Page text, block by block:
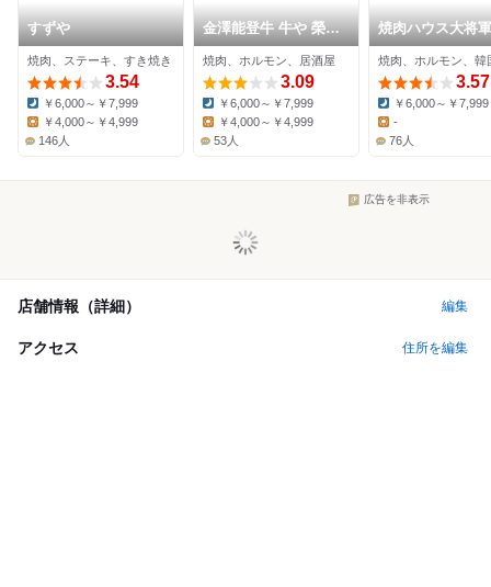
すずや
焼肉、ステーキ、すき焼き
3.54
Dinner:
￥6,000～￥7,999
￥4,000～￥4,999
146人
金澤能登牛 牛や 榮太
郎 武蔵店
焼肉、ホルモン、居酒屋
3.09
Dinner:
￥6,000～￥7,999
Lunch:
￥4,000～￥4,999
53人
焼肉ハウス大将
沢店
焼肉、ホルモン、韓
3.57
Dinner:
￥6,000～￥7,999
Lunch:
-
76人
広告を非表示
店舗情報（詳細） 編集
アクセス 住所を編集